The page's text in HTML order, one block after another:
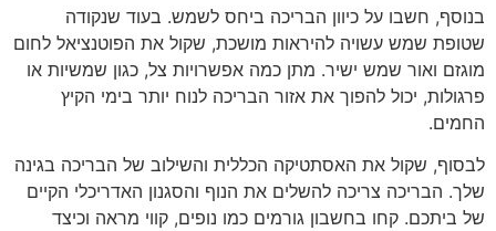
בנוסף, חשבו על כיוון הבריכה ביחס לשמש. בעוד שנקודה
שטופת שמש עשויה להיראות מושכת, שקול את הפוטנציאל לחום
מוגזם ואור שמש ישיר. מתן כמה אפשרויות צל, כגון שמשיות או
פרגולות, יכול להפוך את אזור הבריכה לנוח יותר בימי הקיץ
החמים.
לבסוף, שקול את האסתטיקה הכללית והשילוב של הבריכה בגינה
שלך. הבריכה צריכה להשלים את הנוף והסגנון האדריכלי הקיים
של ביתכם. קחו בחשבון גורמים כמו נופים, קווי מראה וכיצד